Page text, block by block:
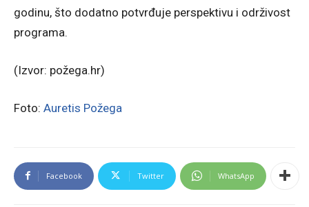
godinu, što dodatno potvrđuje perspektivu i održivost
programa.
(Izvor: požega.hr)
Foto: Auretis Požega
Facebook Twitter WhatsApp